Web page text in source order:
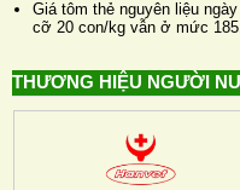
Giá tôm thẻ nguyên liệu
cỡ 20 con/kg vẫn ở mức
THƯƠNG HIỆU NGƯỜI